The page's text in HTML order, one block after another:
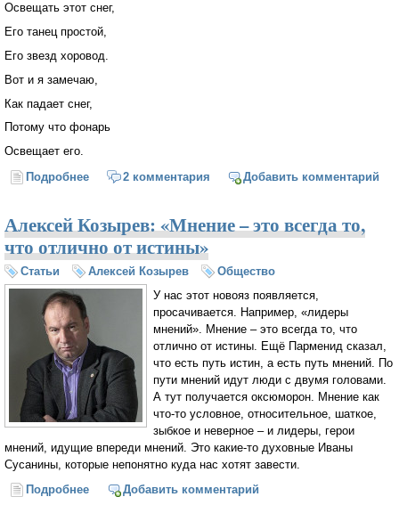
Освещать этот снег,
Его танец простой,
Его звезд хоровод.
Вот и я замечаю,
Как падает снег,
Потому что фонарь
Освещает его.
Подробнее о А еще замечаю, как падает снег
2 комментария Добавить комментарий
Алексей Козырев: «Мнение – это всегда то,
что отлично от истины»
Статьи Алексей Козырев
Общество
У нас этот новояз появляется,
просачивается. Например, «лидеры
мнений». Мнение – это всегда то, что
отлично от истины. Ещё Парменид сказал,
что есть путь истин, а есть путь мнений. По
пути мнений идут люди с двумя головами.
А тут получается оксюморон. Мнение как
что-то условное, относительное, шаткое,
зыбкое и неверное – и лидеры, герои
мнений, идущие впереди мнений. Это какие-то духовные Иваны
Сусанины, которые непонятно куда нас хотят завести.
Подробнее о Алексей Козырев: «Мнение – это всегда то, что
Добавить комментарий